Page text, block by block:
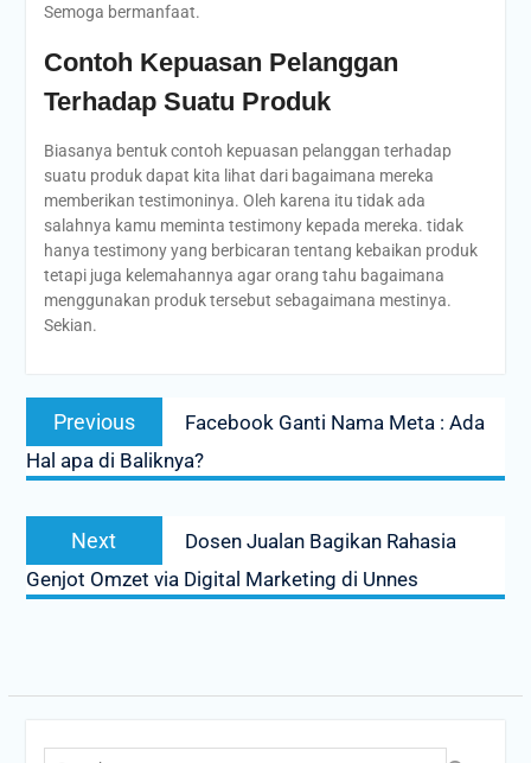
Semoga bermanfaat.
Contoh Kepuasan Pelanggan
Terhadap Suatu Produk
Biasanya bentuk contoh kepuasan pelanggan terhadap
suatu produk dapat kita lihat dari bagaimana mereka
memberikan testimoninya. Oleh karena itu tidak ada
salahnya kamu meminta testimony kepada mereka. tidak
hanya testimony yang berbicaran tentang kebaikan produk
tetapi juga kelemahannya agar orang tahu bagaimana
menggunakan produk tersebut sebagaimana mestinya.
Sekian.
Post
navigation
Previous
Previous
post:
Facebook Ganti Nama Meta : Ada
Hal apa di Baliknya?
Next
post:
Dosen Jualan Bagikan Rahasia
Genjot Omzet via Digital Marketing di Unnes
Search